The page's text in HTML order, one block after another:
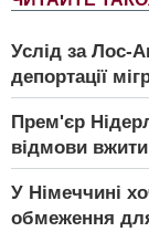
Услід за Лос-
депортації
Прем'єр
відмови вжити
У Німеччині
обмеження